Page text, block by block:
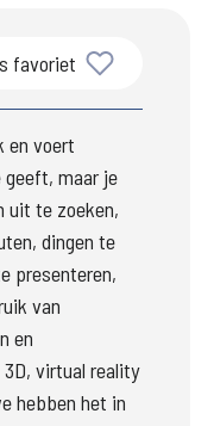
favoriet
en voert
geeft, maar je
uit te zoeken,
dingen te
presenteren,
van
en
3D, virtual reality
hebben het in